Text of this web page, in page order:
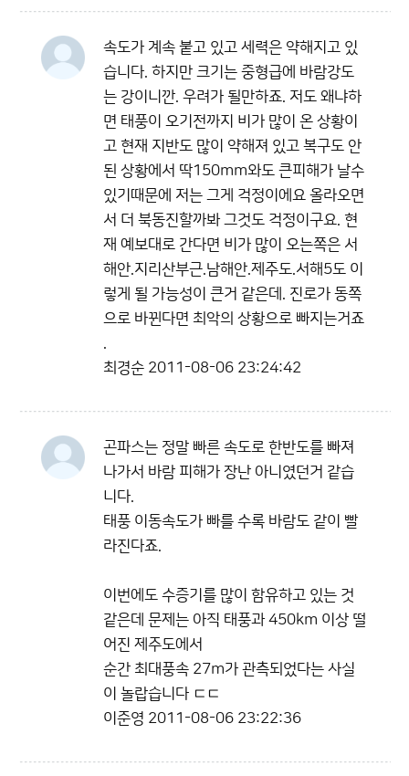
속도가 계속 붙고 있고 세력은 약해지고 있
습니다. 하지만 크기는 중형급에 바람강도
는 강이니깐. 우려가 될만하죠. 저도 왜냐하
면 태풍이 오기전까지 비가 많이 온 상황이
고 현재 지반도 많이 약해져 있고 복구도 안
된 상황에서 딱150mm와도 큰피해가 날수
있기때문에 저는 그게 걱정이에요 올라오면
서 더 북동진할까봐 그것도 걱정이구요. 현
재 예보대로 간다면 비가 많이 오는쪽은 서
해안.지리산부근.남해안.제주도.서해5도 이
렇게 될 가능성이 큰거 같은데. 진로가 동쪽
으로 바뀐다면 최악의 상황으로 빠지는거죠
.
최경순 2011-08-06 23:24:42
곤파스는 정말 빠른 속도로 한반도를 빠져
나가서 바람 피해가 장난 아니였던거 같습
니다.
태풍 이동속도가 빠를 수록 바람도 같이 빨
라진다죠.
이번에도 수증기를 많이 함유하고 있는 것
같은데 문제는 아직 태풍과 450km 이상 떨
어진 제주도에서
순간 최대풍속 27m가 관측되었다는 사실
이 놀랍습니다 ㄷㄷ
이준영 2011-08-06 23:22:36